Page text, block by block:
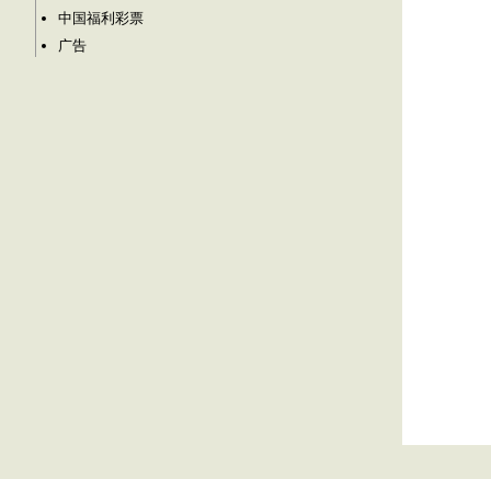
中国福利彩票
广告